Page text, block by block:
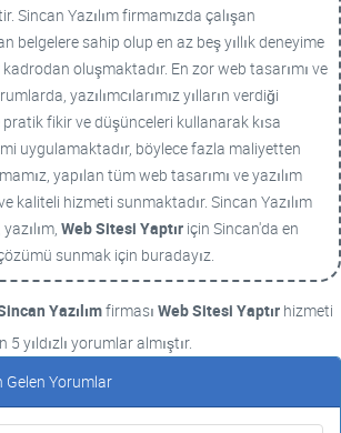
Sincan Yazılım firmamızda çalışan
belgelere sahip olup en az beş yıllık deneyime
oluşmaktadır. En zor web tasarımı ve
yazılımcılarımız yılların verdiği
fikir ve düşünceleri kullanarak kısa
uygulamaktadır, böylece fazla maliyetten
yapılan tüm web tasarımı ve yazılım
kaliteli hizmeti sunmaktadır. Sincan Yazılım
Web Sitesi Yaptır için Sincan'da en
sunmak için buradayız.
Yazılımfirması Web Sitesi Yaptır hizmeti
yıldızlı yorumlar almıştır.
Yorumlar